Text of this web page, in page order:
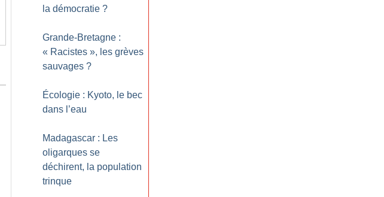
la démocratie ?
Grande-Bretagne :
« Racistes », les grèves
sauvages ?
Écologie : Kyoto, le bec
dans l’eau
Madagascar : Les
oligarques se
déchirent, la population
trinque